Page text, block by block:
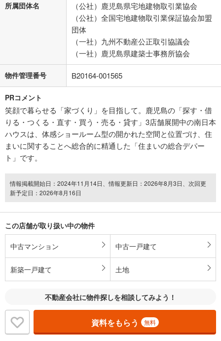
所属団体名
（公社）鹿児島県宅地建物取引業協会
（公社）全国宅地建物取引業保証協会加盟
団体
（一社）九州不動産公正取引協議会
（一社）鹿児島県建築士事務所協会
物件管理番号 B20164-001565
PRコメント
笑顔で暮らせる「家づくり」を目指して。鹿児島の「探す・借
りる・つくる・直す・買う・売る・貸す」3店舗展開中の南日本
ハウスは、体感ショールーム型の開かれた空間と位置づけ、住
まいに関することへ総合的に精通した「住まいの総合デパー
ト」です。
情報掲載開始日：2024年11月14日、情報更新日：2026年8月3日、次回更
新予定日：2026年8月16日
この店舗が取り扱い中の物件
中古マンション 中古一戸建て
新築一戸建て 土地
不動産会社に物件探しを相談してみよう！
資料をもらう 無料